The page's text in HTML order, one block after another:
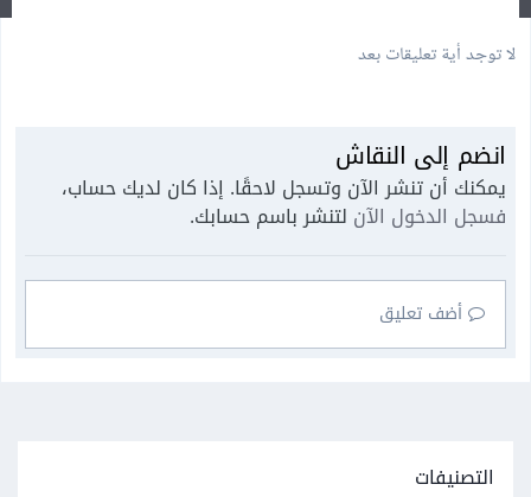
لا توجد أية تعليقات بعد
انضم إلى النقاش
يمكنك أن تنشر الآن وتسجل لاحقًا. إذا كان لديك حساب،
فسجل الدخول الآن لتنشر باسم حسابك.
أضف تعليق
التصنيفات